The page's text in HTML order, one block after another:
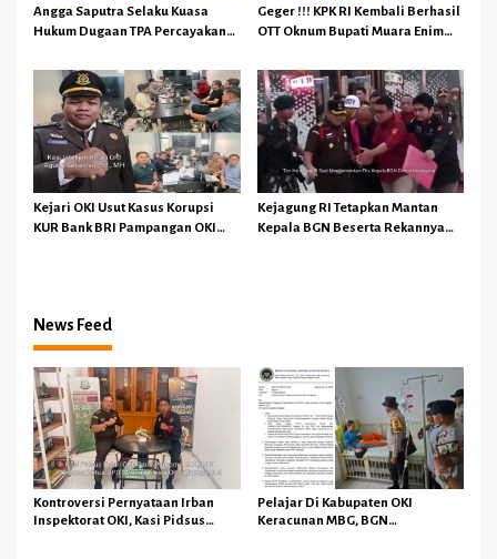
Angga Saputra Selaku Kuasa
Hukum Dugaan TPA Percayakan
Lanjuti Sesuai Prosedur Hukum
Geger !!! KPK RI Kembali Berhasil
OTT Oknum Bupati Muara Enim
Kejari OKI Usut Kasus Korupsi
KUR Bank BRI Pampangan OKI
Kejagung RI Tetapkan Mantan
Kepala BGN Beserta Rekannya
News Feed
Kontroversi Pernyataan Irban
Inspektorat OKI, Kasi Pidsus
Pelajar Di Kabupaten OKI
Keracunan MBG, BGN